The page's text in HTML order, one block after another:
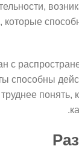
с
способны